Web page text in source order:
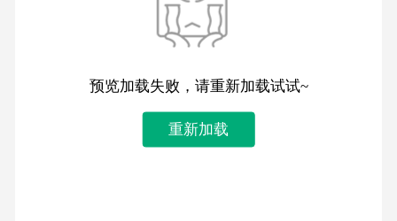
预览加载失败，请重新加载试试~
重新加载